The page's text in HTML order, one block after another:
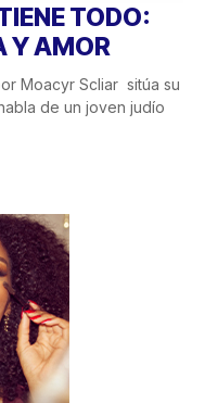
TODO:
Y AMOR
Moacyr Scliar sitúa su
de un joven judío